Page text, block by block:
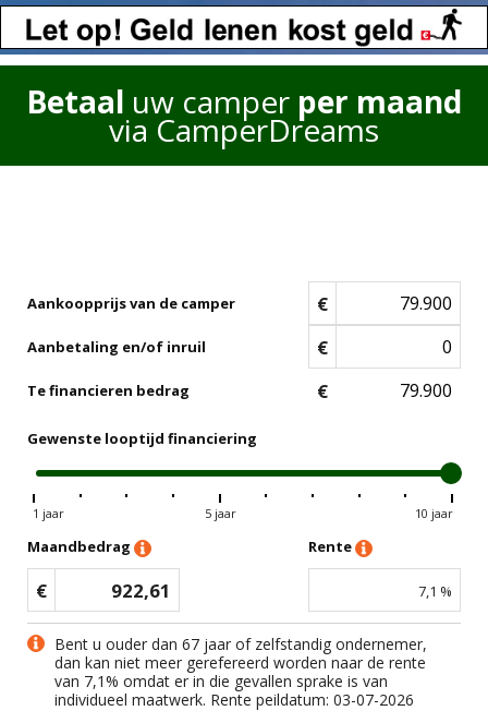
Betaal uw camper per maand
via CamperDreams
Aankoopprijs van de camper €
Aanbetaling en/of inruil €
Te financieren bedrag €
Gewenste looptijd financiering
1 jaar 5 jaar 10 jaar
Maandbedrag
€ 922,61
Rente
7,1 %
Bent u ouder dan 67 jaar of zelfstandig ondernemer,
dan kan niet meer gerefereerd worden naar de rente
van 7,1% omdat er in die gevallen sprake is van
individueel maatwerk. Rente peildatum: 03-07-2026